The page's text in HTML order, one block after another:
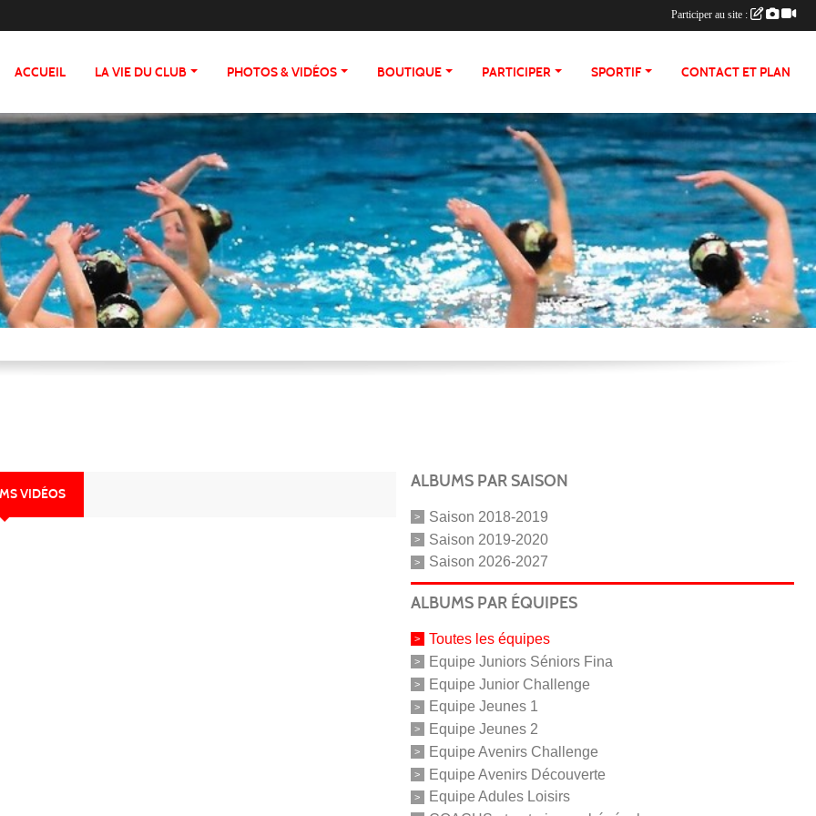
ACCUEIL LA VIE DU CLUB PHOTOS & VIDÉOS BOUTIQUE PARTICIPER SPORTIF CONTACT ET PLAN
VIDÉOS
ALBUMS PAR SAISON
Saison 2018-2019
Saison 2019-2020
Saison 2026-2027
ALBUMS PAR ÉQUIPES
Toutes les équipes
Equipe Juniors Séniors Fina
Equipe Junior Challenge
Equipe Jeunes 1
Equipe Jeunes 2
Equipe Avenirs Challenge
Equipe Avenirs Découverte
Equipe Adules Loisirs
Participer au site :